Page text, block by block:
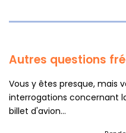
Autres questions
Vous y êtes presque, mais
interrogations concernant
billet d'avion...